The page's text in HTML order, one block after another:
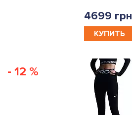
4699
КУПИТЬ
- 12 %